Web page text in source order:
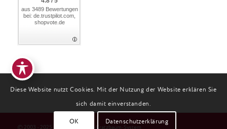
aus 3489 Bewertungen
bei: de.trustpilot.com,
shopvote.de
© 2003 - 2025 Profeline Katzen-Kratzbaum-System
Diese Website nutzt Cookies. Mit der Nutzung der Website erklären Sie
sich damit einverstanden.
OK Datenschutzerklärung